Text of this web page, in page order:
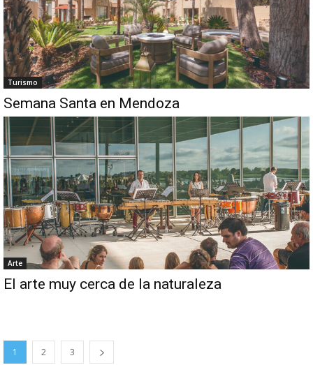
Turismo
Semana Santa en Mendoza
Arte
El arte muy cerca de la naturaleza
1 2 3